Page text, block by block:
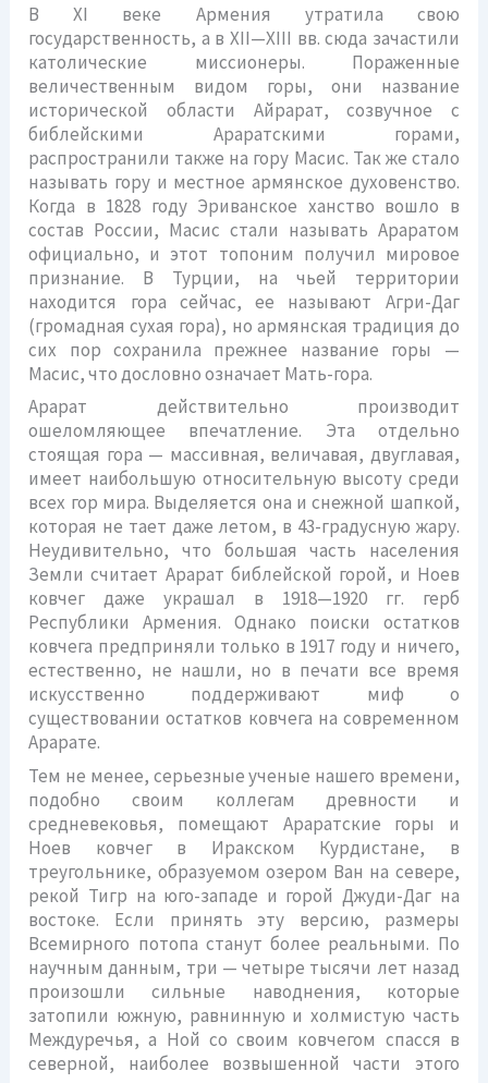
В XI веке Армения утратила свою
государственность, а в XII—XIII вв. сюда зачастили
католические миссионеры. Пораженные
величественным видом горы, они название
исторической области Айрарат, созвучное с
библейскими Араратскими горами,
распространили также на гору Масис. Так же стало
называть гору и местное армянское духовенство.
Когда в 1828 году Эриванское ханство вошло в
состав России, Масис стали называть Араратом
официально, и этот топоним получил мировое
признание. В Турции, на чьей территории
находится гора сейчас, ее называют Агри-Даг
(громадная сухая гора), но армянская традиция до
сих пор сохранила прежнее название горы —
Масис, что дословно означает Мать-гора.
Арарат действительно производит
ошеломляющее впечатление. Эта отдельно
стоящая гора — массивная, величавая, двуглавая,
имеет наибольшую относительную высоту среди
всех гор мира. Выделяется она и снежной шапкой,
которая не тает даже летом, в 43-градусную жару.
Неудивительно, что большая часть населения
Земли считает Арарат библейской горой, и Ноев
ковчег даже украшал в 1918—1920 гг. герб
Республики Армения. Однако поиски остатков
ковчега предприняли только в 1917 году и ничего,
естественно, не нашли, но в печати все время
искусственно поддерживают миф о
существовании остатков ковчега на современном
Арарате.
Тем не менее, серьезные ученые нашего времени,
подобно своим коллегам древности и
средневековья, помещают Араратские горы и
Ноев ковчег в Иракском Курдистане, в
треугольнике, образуемом озером Ван на севере,
рекой Тигр на юго-западе и горой Джуди-Даг на
востоке. Если принять эту версию, размеры
Всемирного потопа станут более реальными. По
научным данным, три — четыре тысячи лет назад
произошли сильные наводнения, которые
затопили южную, равнинную и холмистую часть
Междуречья, а Ной со своим ковчегом спасся в
северной, наиболее возвышенной части этого